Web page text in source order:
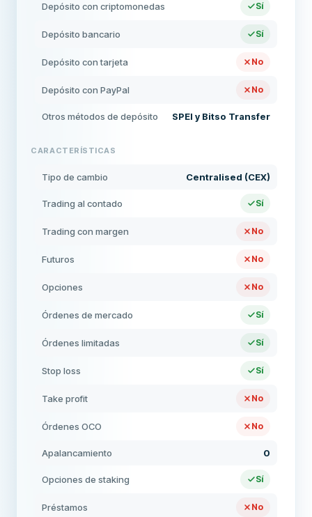
Depósito con criptomonedas Sí
Depósito bancario Sí
Depósito con tarjeta No
Depósito con PayPal No
Otros métodos de depósito SPEI y Bitso Transfer
CARACTERÍSTICAS
Tipo de cambio Centralised (CEX)
Trading al contado Sí
Trading con margen No
Futuros No
Opciones No
Órdenes de mercado Sí
Órdenes limitadas Sí
Stop loss Sí
Take profit No
Órdenes OCO No
Apalancamiento 0
Opciones de staking Sí
Préstamos No